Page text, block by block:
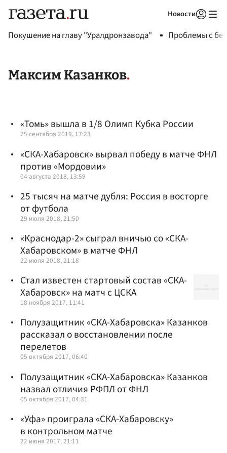
Новости
Покушение на главу "Уралдронзавода" Проблемы с
Максим Казанков
«Томь» вышла в 1/8 Олимп Кубка России
25 сентября 2019, 17:23
«СКА-Хабаровск» вырвал победу в матче ФНЛ
против «Мордовии»
04 августа 2018, 13:59
25 тысяч на матче дубля: Россия в восторге
от футбола
29 июля 2018, 21:50
«Краснодар-2» сыграл вничью со «СКА-
Хабаровском» в матче ФНЛ
22 июля 2018, 21:18
Стал известен стартовый состав «СКА-
Хабаровск» на матч с ЦСКА
18 ноября 2017, 11:41
Полузащитник «СКА-Хабаровска» Казанков
рассказал о восстановлении после
перелетов
05 октября 2017, 06:40
Полузащитник «СКА-Хабаровска» Казанков
назвал отличия РФПЛ от ФНЛ
05 октября 2017, 04:31
«Уфа» проиграла «СКА-Хабаровску»
в контрольном матче
22 июня 2017, 21:11